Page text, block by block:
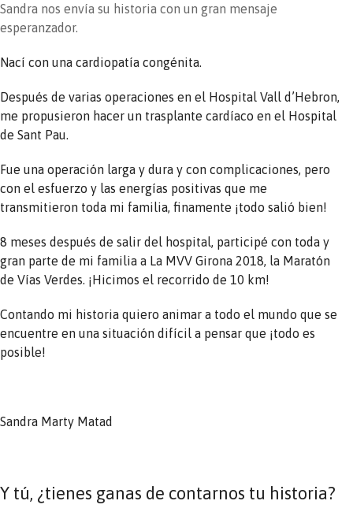
Sandra nos envía su historia con un gran mensaje
esperanzador.
Nací con una cardiopatía congénita.
Después de varias operaciones en el Hospital Vall d’Hebron,
me propusieron hacer un trasplante cardíaco en el Hospital
de Sant Pau.
Fue una operación larga y dura y con complicaciones, pero
con el esfuerzo y las energías positivas que me
transmitieron toda mi familia, finamente ¡todo salió bien!
8 meses después de salir del hospital, participé con toda y
gran parte de mi familia a La MVV Girona 2018, la Maratón
de Vías Verdes. ¡Hicimos el recorrido de 10 km!
Contando mi historia quiero animar a todo el mundo que se
encuentre en una situación difícil a pensar que ¡todo es
posible!
Sandra Marty Matad
Y tú, ¿tienes ganas de contarnos tu historia?